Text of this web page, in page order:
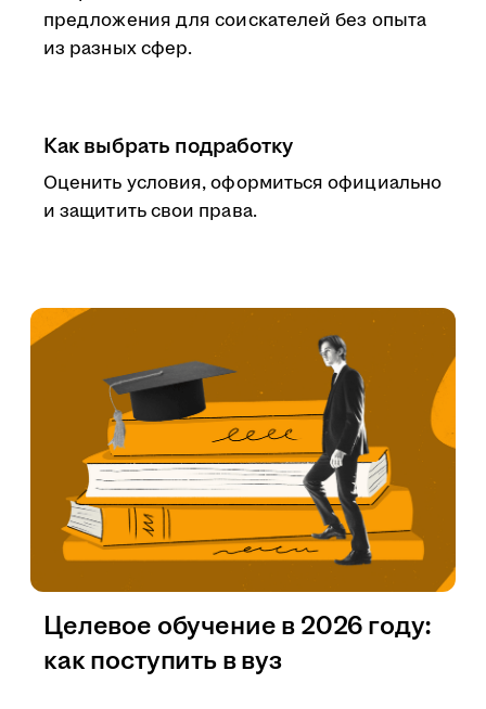
предложения для соискателей без опыта
из разных сфер.
Как выбрать подработку
Оценить условия, оформиться официально
и защитить свои права.
Целевое обучение в 2026 году:
как поступить в вуз